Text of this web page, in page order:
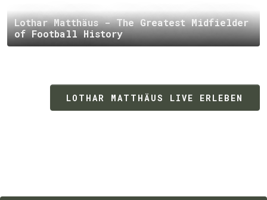
Lothar Matthäus - The Greatest Midfielder
of Football History
LOTHAR MATTHÄUS LIVE ERLEBEN